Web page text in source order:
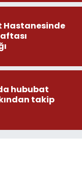
Hastanesinde
hububat
takip